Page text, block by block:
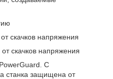
скачков напряжения
С
станка защищена от